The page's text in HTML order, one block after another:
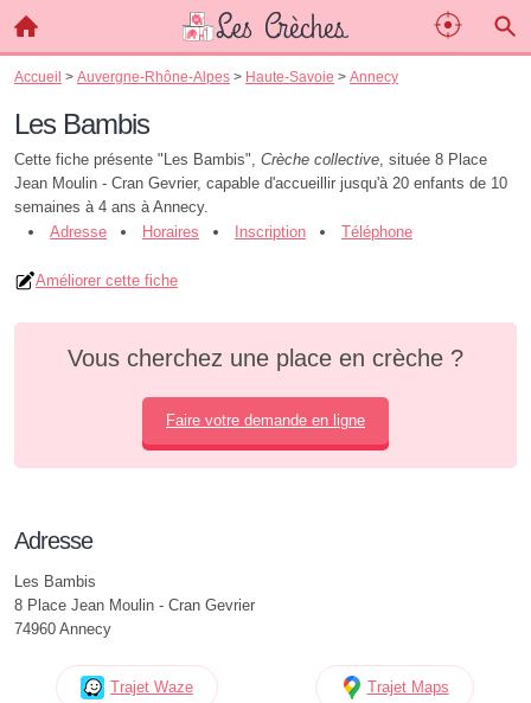
Accueil > Auvergne-Rhône-Alpes > Haute-Savoie > Annecy
Les Bambis
Cette fiche présente "Les Bambis", Crèche collective, située 8 Place
Jean Moulin - Cran Gevrier, capable d'accueillir jusqu'à 20 enfants de 10
semaines à 4 ans à Annecy.
Adresse
Horaires Inscription Téléphone
Améliorer cette fiche
Vous cherchez une place en crèche ?
Faire votre demande en ligne
Adresse
Les Bambis
8 Place Jean Moulin - Cran Gevrier
74960 Annecy
Trajet Waze Trajet Maps